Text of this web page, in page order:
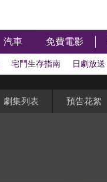
汽車 免費電影
宅鬥生存指南 日劇放送
劇集列表 預告花絮